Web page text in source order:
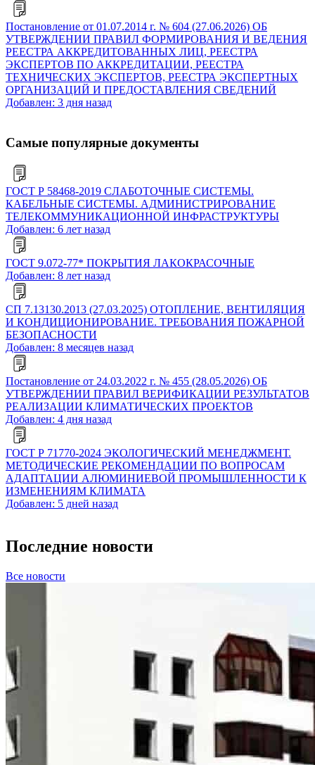
Постановление от 01.07.2014 г. № 604 (27.06.2026) ОБ
УТВЕРЖДЕНИИ ПРАВИЛ ФОРМИРОВАНИЯ И ВЕДЕНИЯ
РЕЕСТРА АККРЕДИТОВАННЫХ ЛИЦ, РЕЕСТРА
ЭКСПЕРТОВ ПО АККРЕДИТАЦИИ, РЕЕСТРА
ТЕХНИЧЕСКИХ ЭКСПЕРТОВ, РЕЕСТРА ЭКСПЕРТНЫХ
ОРГАНИЗАЦИЙ И ПРЕДОСТАВЛЕНИЯ СВЕДЕНИЙ
Добавлен: 3 дня назад
Самые популярные документы
ГОСТ Р 58468-2019 СЛАБОТОЧНЫЕ СИСТЕМЫ.
КАБЕЛЬНЫЕ СИСТЕМЫ. АДМИНИСТРИРОВАНИЕ
ТЕЛЕКОММУНИКАЦИОННОЙ ИНФРАСТРУКТУРЫ
Добавлен: 6 лет назад
ГОСТ 9.072-77* ПОКРЫТИЯ ЛАКОКРАСОЧНЫЕ
Добавлен: 8 лет назад
СП 7.13130.2013 (27.03.2025) ОТОПЛЕНИЕ, ВЕНТИЛЯЦИЯ
И КОНДИЦИОНИРОВАНИЕ. ТРЕБОВАНИЯ ПОЖАРНОЙ
БЕЗОПАСНОСТИ
Добавлен: 8 месяцев назад
Постановление от 24.03.2022 г. № 455 (28.05.2026) ОБ
УТВЕРЖДЕНИИ ПРАВИЛ ВЕРИФИКАЦИИ РЕЗУЛЬТАТОВ
РЕАЛИЗАЦИИ КЛИМАТИЧЕСКИХ ПРОЕКТОВ
Добавлен: 4 дня назад
ГОСТ Р 71770-2024 ЭКОЛОГИЧЕСКИЙ МЕНЕДЖМЕНТ.
МЕТОДИЧЕСКИЕ РЕКОМЕНДАЦИИ ПО ВОПРОСАМ
АДАПТАЦИИ АЛЮМИНИЕВОЙ ПРОМЫШЛЕННОСТИ К
ИЗМЕНЕНИЯМ КЛИМАТА
Добавлен: 5 дней назад
Последние новости
Все новости